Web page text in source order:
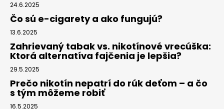
24.6.2025
Čo sú e-cigarety a ako fungujú?
13.6.2025
Zahrievaný tabak vs. nikotínové vrecúška:
Ktorá alternatíva fajčenia je lepšia?
29.5.2025
Prečo nikotín nepatrí do rúk deťom – a čo
s tým môžeme robiť
16.5.2025